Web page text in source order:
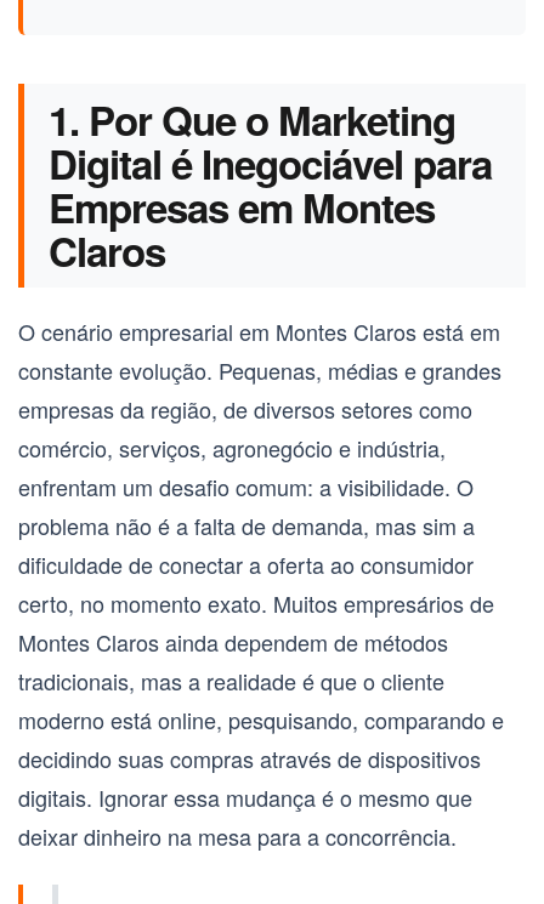
1. Por Que o Marketing
Digital é Inegociável para
Empresas em Montes
Claros
O cenário empresarial em Montes Clarosestá em
constante evolução. Pequenas, médias e grandes
empresas da região, de diversos setores como
comércio, serviços, agronegócio e indústria,
enfrentam um desafio comum: a visibilidade. O
problema não é a falta de demanda, mas sim a
dificuldade de conectar a oferta ao consumidor
certo, no momento exato. Muitos empresários de
Montes Clarosainda dependem de métodos
tradicionais, mas a realidade é que o cliente
moderno está online, pesquisando, comparando e
decidindo suas compras através de dispositivos
digitais. Ignorar essa mudança é o mesmo que
deixar dinheiro na mesa para a concorrência.